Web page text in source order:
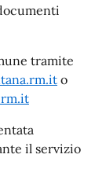
tramite
o
il servizio